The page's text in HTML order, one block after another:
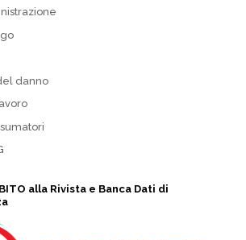
danno
alla Rivista e Banca Dati di